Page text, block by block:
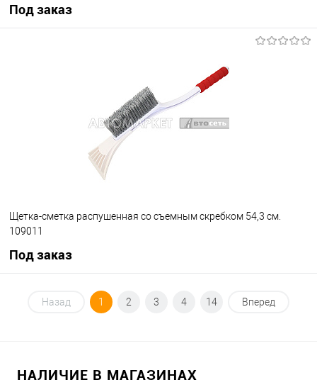
Под заказ
Под заказ
Щетка-сметка распушенная со съемным скребком 54,3 см.
109011
Под заказ
Под заказ
Назад 1 2 3 4 14 Вперед
НАЛИЧИЕ В МАГАЗИНАХ